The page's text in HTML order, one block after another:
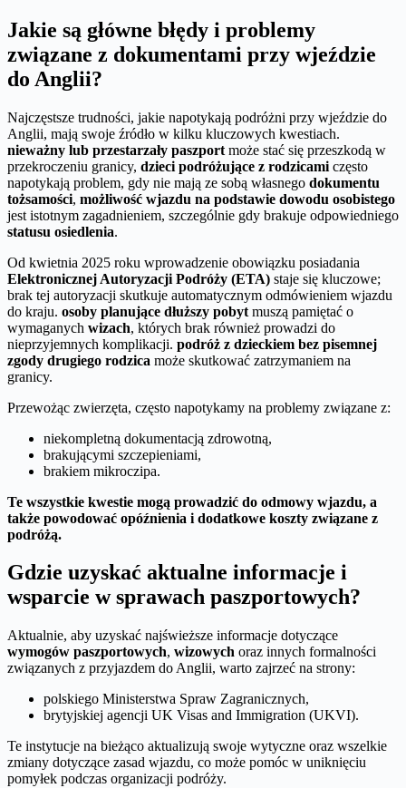
Jakie są główne błędy i problemy
związane z dokumentami przy wjeździe
do Anglii?
Najczęstsze trudności, jakie napotykają podróżni przy wjeździe do
Anglii, mają swoje źródło w kilku kluczowych kwestiach.
nieważny lub przestarzały paszport może stać się przeszkodą w
przekroczeniu granicy, dzieci podróżujące z rodzicami często
napotykają problem, gdy nie mają ze sobą własnego dokumentu
tożsamości, możliwość wjazdu na podstawie dowodu osobistego
jest istotnym zagadnieniem, szczególnie gdy brakuje odpowiedniego
statusu osiedlenia.
Od kwietnia 2025 roku wprowadzenie obowiązku posiadania
Elektronicznej Autoryzacji Podróży (ETA) staje się kluczowe;
brak tej autoryzacji skutkuje automatycznym odmówieniem wjazdu
do kraju. osoby planujące dłuższy pobyt muszą pamiętać o
wymaganych wizach, których brak również prowadzi do
nieprzyjemnych komplikacji. podróż z dzieckiem bez pisemnej
zgody drugiego rodzica może skutkować zatrzymaniem na
granicy.
Przewożąc zwierzęta, często napotykamy na problemy związane z:
niekompletną dokumentacją zdrowotną,
brakującymi szczepieniami,
brakiem mikroczipa.
Te wszystkie kwestie mogą prowadzić do odmowy wjazdu, a
także powodować opóźnienia i dodatkowe koszty związane z
podróżą.
Gdzie uzyskać aktualne informacje i
wsparcie w sprawach paszportowych?
Aktualnie, aby uzyskać najświeższe informacje dotyczące
wymogów paszportowych, wizowych oraz innych formalności
związanych z przyjazdem do Anglii, warto zajrzeć na strony:
polskiego Ministerstwa Spraw Zagranicznych,
brytyjskiej agencji UK Visas and Immigration (UKVI).
Te instytucje na bieżąco aktualizują swoje wytyczne oraz wszelkie
zmiany dotyczące zasad wjazdu, co może pomóc w uniknięciu
pomyłek podczas organizacji podróży.